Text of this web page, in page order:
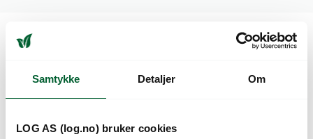
Samtykke Detaljer Om
LOG AS (log.no) bruker cookies